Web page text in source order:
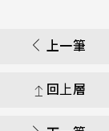
上一筆
回上層